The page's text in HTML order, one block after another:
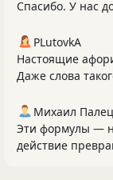
Спасибо. У нас
PLutоvkА
Настоящие
Даже слова
Михаил
Эти формулы —
действие